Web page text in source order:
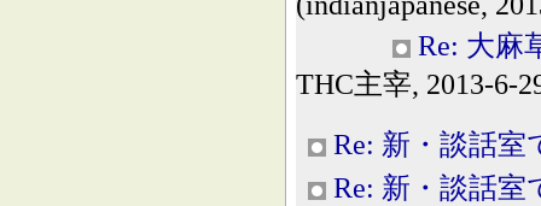
Re: 大麻
THC主宰, 2013-6-
Re: 新・談話室
Re: 新・談話室